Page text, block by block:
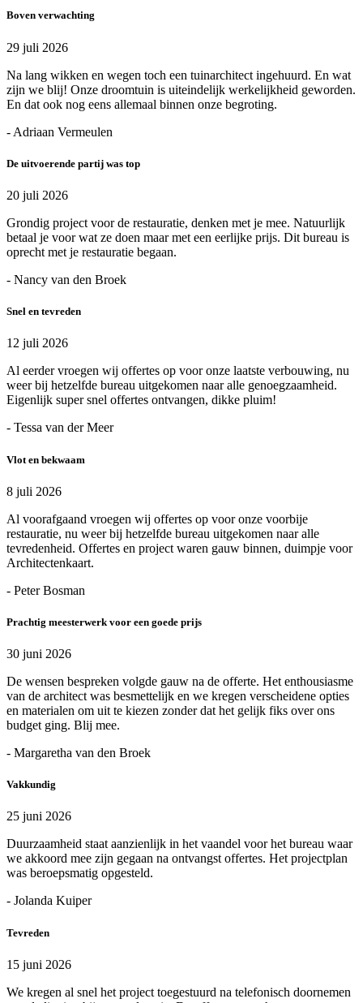
Boven verwachting
29 juli 2026
Na lang wikken en wegen toch een tuinarchitect ingehuurd. En wat
zijn we blij! Onze droomtuin is uiteindelijk werkelijkheid geworden.
En dat ook nog eens allemaal binnen onze begroting.
- Adriaan Vermeulen
De uitvoerende partij was top
20 juli 2026
Grondig project voor de restauratie, denken met je mee. Natuurlijk
betaal je voor wat ze doen maar met een eerlijke prijs. Dit bureau is
oprecht met je restauratie begaan.
- Nancy van den Broek
Snel en tevreden
12 juli 2026
Al eerder vroegen wij offertes op voor onze laatste verbouwing, nu
weer bij hetzelfde bureau uitgekomen naar alle genoegzaamheid.
Eigenlijk super snel offertes ontvangen, dikke pluim!
- Tessa van der Meer
Vlot en bekwaam
8 juli 2026
Al voorafgaand vroegen wij offertes op voor onze voorbije
restauratie, nu weer bij hetzelfde bureau uitgekomen naar alle
tevredenheid. Offertes en project waren gauw binnen, duimpje voor
Architectenkaart.
- Peter Bosman
Prachtig meesterwerk voor een goede prijs
30 juni 2026
De wensen bespreken volgde gauw na de offerte. Het enthousiasme
van de architect was besmettelijk en we kregen verscheidene opties
en materialen om uit te kiezen zonder dat het gelijk fiks over ons
budget ging. Blij mee.
- Margaretha van den Broek
Vakkundig
25 juni 2026
Duurzaamheid staat aanzienlijk in het vaandel voor het bureau waar
we akkoord mee zijn gegaan na ontvangst offertes. Het projectplan
was beroepsmatig opgesteld.
- Jolanda Kuiper
Tevreden
15 juni 2026
We kregen al snel het project toegestuurd na telefonisch doornemen